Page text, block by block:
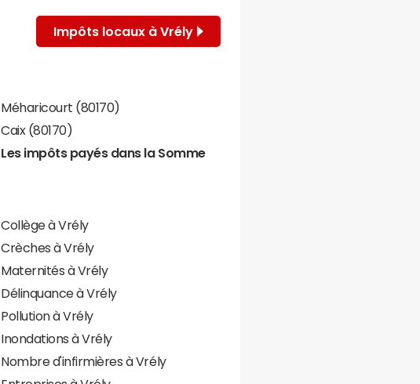
Impôts locaux à Vrély
Méharicourt (80170)
Caix (80170)
Les impôts payés dans la Somme
Collège à Vrély
Crèches à Vrély
Maternités à Vrély
Délinquance à Vrély
Pollution à Vrély
Inondations à Vrély
Nombre d'infirmières à Vrély